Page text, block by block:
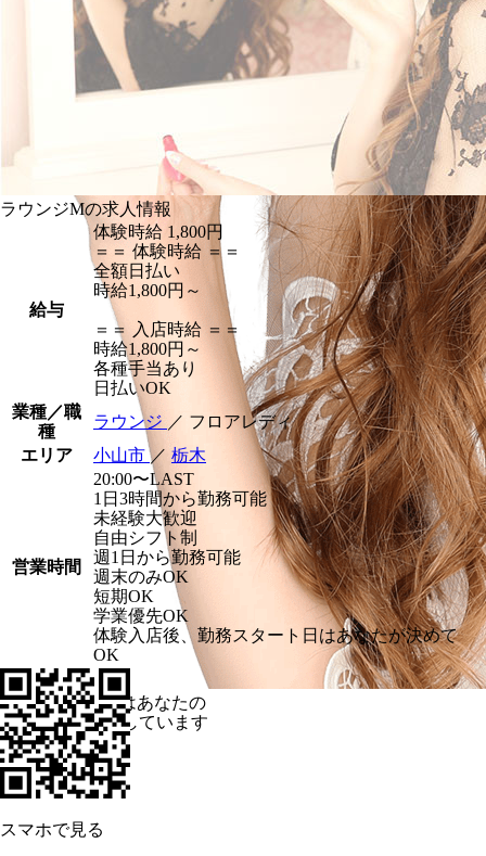
キャバキャバⓇはあなたの
体験入店を応援しています
ラウンジMの求人情報
給与
体験時給 1,800円
＝＝ 体験時給 ＝＝
全額日払い
時給1,800円～
＝＝ 入店時給 ＝＝
時給1,800円～
各種手当あり
日払いOK
業種／職
種
ラウンジ ／ フロアレディ
エリア
小山市／ 栃木
営業時間
20:00〜LAST
1日3時間から勤務可能
未経験大歓迎
自由シフト制
週1日から勤務可能
週末のみOK
短期OK
学業優先OK
体験入店後、勤務スタート日はあなたが決めて
OK
スマホで見る